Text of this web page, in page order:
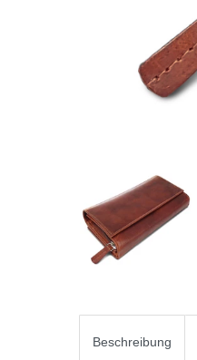
Beschreibung